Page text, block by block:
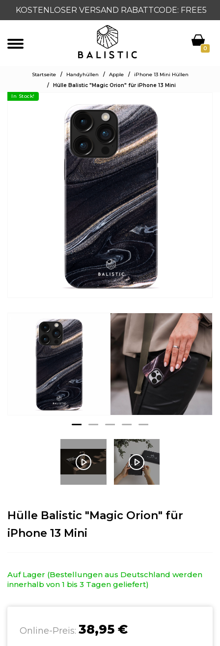
KOSTENLOSER VERSAND RABATTCODE: FREE5
0
Startseite / Handyhüllen / Apple /
iPhone 13 Mini Hüllen
/
Hülle Balistic "Magic Orion" für iPhone 13 Mini
In Stock!
Hülle Balistic "Magic Orion" für
iPhone 13 Mini
Auf Lager (Bestellungen aus Deutschland werden
innerhalb von 1 bis 3 Tagen geliefert)
Online-Preis: 38,95 €